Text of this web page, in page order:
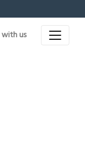
with us